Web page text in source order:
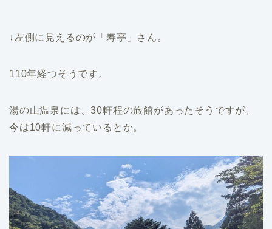
↓左側に見えるのが「寿亭」さん。
110年経つそうです。
湯の山温泉には、30軒程の旅館があったそうですが、
今は10軒に減っているとか。